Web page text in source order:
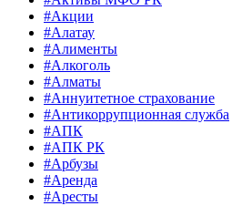
#Акции
#Алатау
#Алименты
#Алкоголь
#Алматы
#Аннуитетное страхование
#Антикоррупционная служба
#АПК
#АПК РК
#Арбузы
#Аренда
#Аресты